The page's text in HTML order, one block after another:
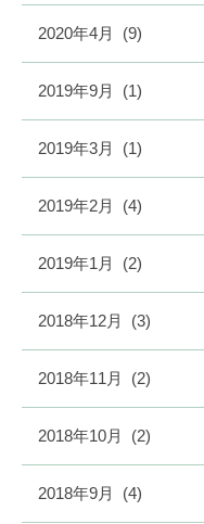
2020年4月 (9)
2019年9月 (1)
2019年3月 (1)
2019年2月 (4)
2019年1月 (2)
2018年12月 (3)
2018年11月 (2)
2018年10月 (2)
2018年9月 (4)